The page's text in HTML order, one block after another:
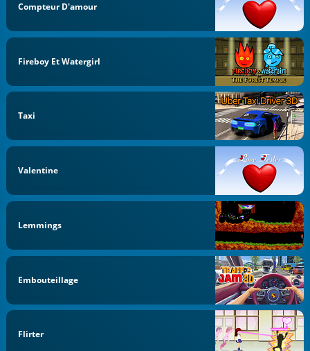
Compteur D'amour
Fireboy Et Watergirl
Taxi
Valentine
Lemmings
Embouteillage
Flirter